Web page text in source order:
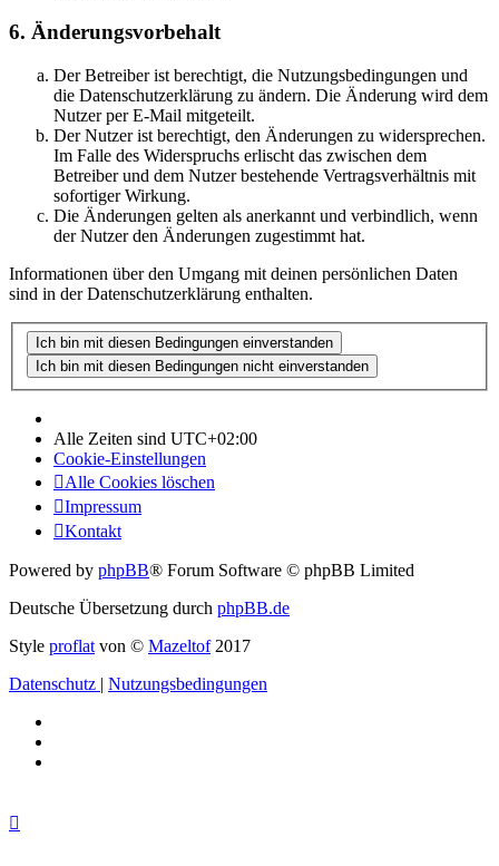
6. Änderungsvorbehalt
Der Betreiber ist berechtigt, die Nutzungsbedingungen und
die Datenschutzerklärung zu ändern. Die Änderung wird dem
Nutzer per E-Mail mitgeteilt.
Der Nutzer ist berechtigt, den Änderungen zu widersprechen.
Im Falle des Widerspruchs erlischt das zwischen dem
Betreiber und dem Nutzer bestehende Vertragsverhältnis mit
sofortiger Wirkung.
Die Änderungen gelten als anerkannt und verbindlich, wenn
der Nutzer den Änderungen zugestimmt hat.
Informationen über den Umgang mit deinen persönlichen Daten
sind in der Datenschutzerklärung enthalten.
Alle Zeiten sind UTC+02:00
Cookie-Einstellungen
Alle Cookies löschen
Impressum
Kontakt
Powered by phpBB® Forum Software © phpBB Limited
Deutsche Übersetzung durch phpBB.de
Style proflat von © Mazeltof2017
Datenschutz | Nutzungsbedingungen